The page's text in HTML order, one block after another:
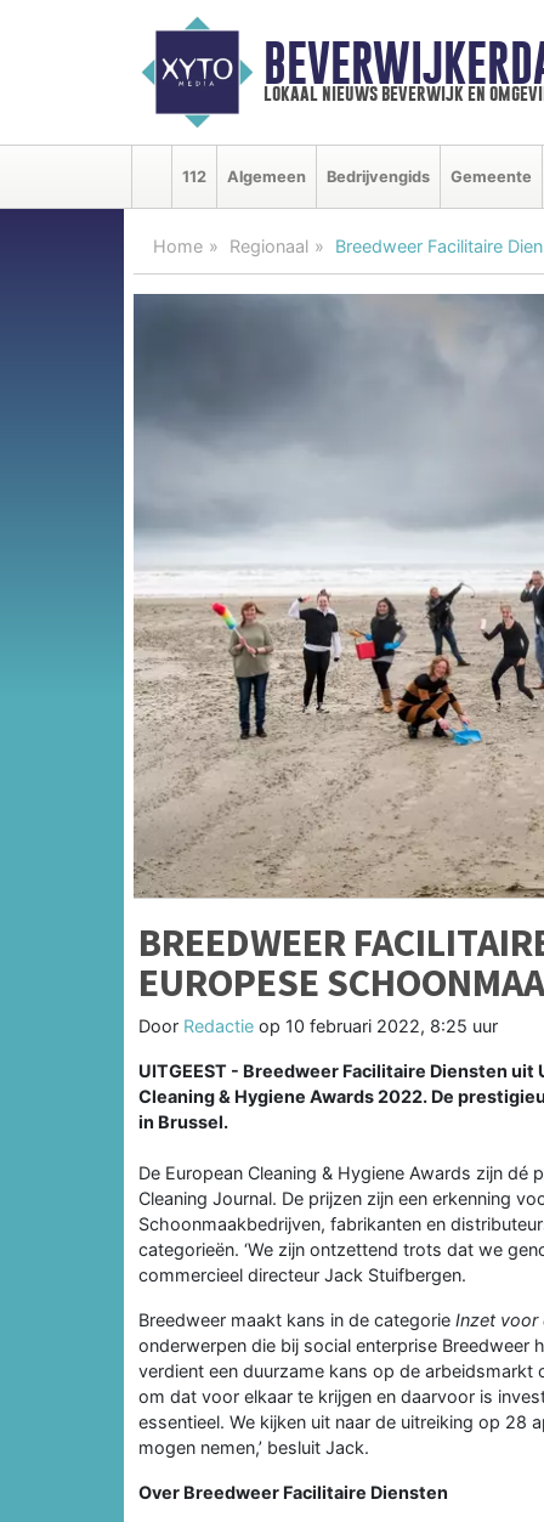
lokaal nieuws beverwijk en
112 Algemeen Bedrijvengids Gemeente
Home Regionaal Breedweer Facilitaire
BREEDWEER
EUROPESE
Door Redactie op 10 februari 2022, 8:25 uur
UITGEEST - Breedweer Facilitaire Diensten
Cleaning & Hygiene Awards 2022. De
in Brussel.
De European Cleaning & Hygiene Awards zijn
Cleaning Journal. De prijzen zijn een erkenning
Schoonmaakbedrijven, fabrikanten en
categorieën. ‘We zijn ontzettend trots dat we
commercieel directeur Jack Stuifbergen.
Breedweer maakt kans in de categorie Inzet voor
onderwerpen die bij social enterprise Breedweer
verdient een duurzame kans op de
om dat voor elkaar te krijgen en daarvoor is
essentieel. We kijken uit naar de uitreiking op 28
mogen nemen,’ besluit Jack.
Over Breedweer Facilitaire Diensten